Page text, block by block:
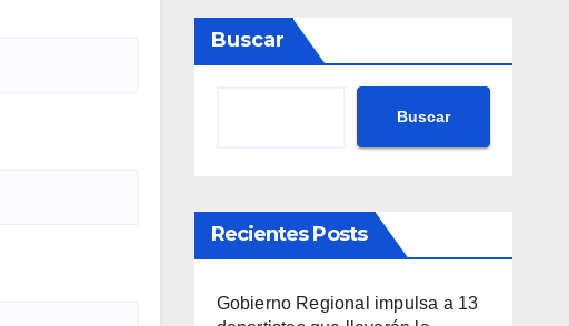
Buscar
Buscar
Recientes Posts
Gobierno Regional impulsa a 13